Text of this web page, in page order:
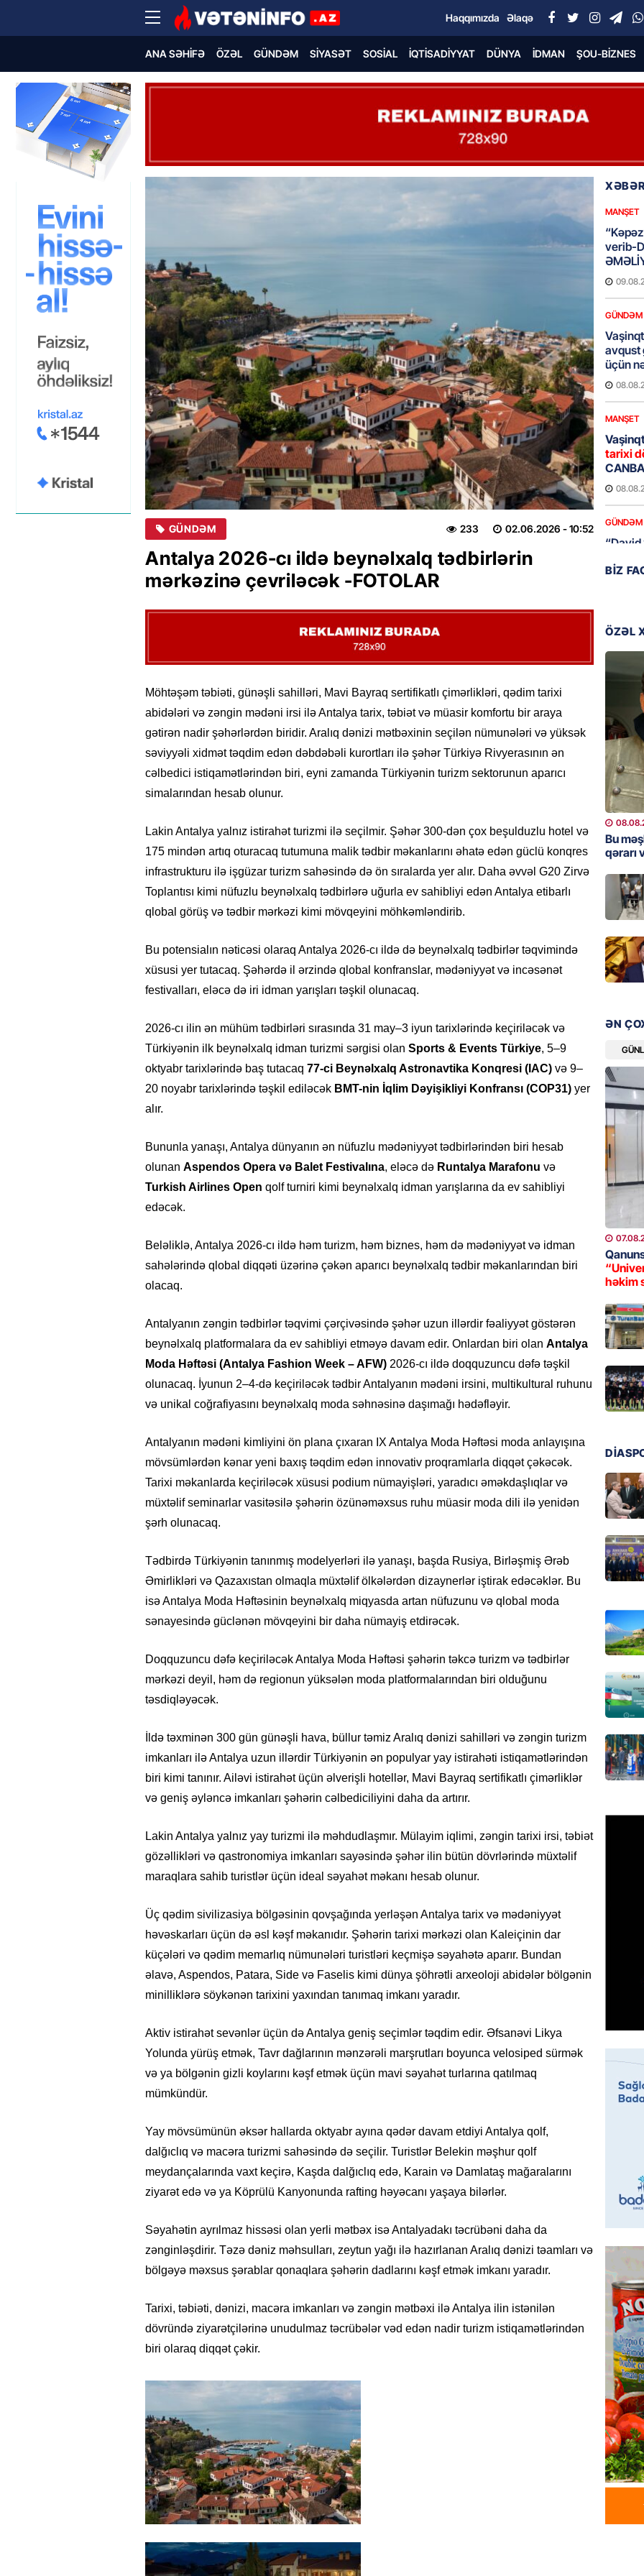
Haqqımızda Əlaqə
ANA SƏHIFƏ ÖZƏL GÜNDƏM SIYASƏT SOSIAL İQTISADIYYAT DÜNYA İDMAN ŞOU-BIZNES
GÜNDƏM 02.06.2026 - 10:52
233
Antalya 2026-cı ildə beynəlxalq tədbirlərin
mərkəzinə çevriləcək -FOTOLAR
Möhtəşəm təbiəti, günəşli sahilləri, Mavi Bayraq sertifikatlı çimərlikləri, qədim tarixi
abidələri və zəngin mədəni irsi ilə Antalya tarix, təbiət və müasir komfortu bir araya
gətirən nadir şəhərlərdən biridir. Aralıq dənizi mətbəxinin seçilən nümunələri və yüksək
səviyyəli xidmət təqdim edən dəbdəbəli kurortları ilə şəhər Türkiyə Rivyerasının ən
cəlbedici istiqamətlərindən biri, eyni zamanda Türkiyənin turizm sektorunun aparıcı
simalarından hesab olunur.
Lakin Antalya yalnız istirahət turizmi ilə seçilmir. Şəhər 300-dən çox beşulduzlu hotel və
175 mindən artıq oturacaq tutumuna malik tədbir məkanlarını əhatə edən güclü konqres
infrastrukturu ilə işgüzar turizm sahəsində də ön sıralarda yer alır. Daha əvvəl G20 Zirvə
Toplantısı kimi nüfuzlu beynəlxalq tədbirlərə uğurla ev sahibliyi edən Antalya etibarlı
qlobal görüş və tədbir mərkəzi kimi mövqeyini möhkəmləndirib.
Bu potensialın nəticəsi olaraq Antalya 2026-cı ildə də beynəlxalq tədbirlər təqvimində
xüsusi yer tutacaq. Şəhərdə il ərzində qlobal konfranslar, mədəniyyət və incəsənət
festivalları, eləcə də iri idman yarışları təşkil olunacaq.
2026-cı ilin ən mühüm tədbirləri sırasında 31 may–3 iyun tarixlərində keçiriləcək və
Türkiyənin ilk beynəlxalq idman turizmi sərgisi olan Sports & Events Türkiye, 5–9
oktyabr tarixlərində baş tutacaq 77-ci Beynəlxalq Astronavtika Konqresi (IAC) və 9–
20 noyabr tarixlərində təşkil ediləcək BMT-nin İqlim Dəyişikliyi Konfransı (COP31) yer
alır.
Bununla yanaşı, Antalya dünyanın ən nüfuzlu mədəniyyət tədbirlərindən biri hesab
olunan Aspendos Opera və Balet Festivalına, eləcə də Runtalya Marafonu və
Turkish Airlines Open qolf turniri kimi beynəlxalq idman yarışlarına da ev sahibliyi
edəcək.
Beləliklə, Antalya 2026-cı ildə həm turizm, həm biznes, həm də mədəniyyət və idman
sahələrində qlobal diqqəti üzərinə çəkən aparıcı beynəlxalq tədbir məkanlarından biri
olacaq.
Antalyanın zəngin tədbirlər təqvimi çərçivəsində şəhər uzun illərdir fəaliyyət göstərən
beynəlxalq platformalara da ev sahibliyi etməyə davam edir. Onlardan biri olan Antalya
Moda Həftəsi (Antalya Fashion Week – AFW) 2026-cı ildə doqquzuncu dəfə təşkil
olunacaq. İyunun 2–4-də keçiriləcək tədbir Antalyanın mədəni irsini, multikultural ruhunu
və unikal coğrafiyasını beynəlxalq moda səhnəsinə daşımağı hədəfləyir.
Antalyanın mədəni kimliyini ön plana çıxaran IX Antalya Moda Həftəsi moda anlayışına
mövsümlərdən kənar yeni baxış təqdim edən innovativ proqramlarla diqqət çəkəcək.
Tarixi məkanlarda keçiriləcək xüsusi podium nümayişləri, yaradıcı əməkdaşlıqlar və
müxtəlif seminarlar vasitəsilə şəhərin özünəməxsus ruhu müasir moda dili ilə yenidən
şərh olunacaq.
Tədbirdə Türkiyənin tanınmış modelyerləri ilə yanaşı, başda Rusiya, Birləşmiş Ərəb
Əmirlikləri və Qazaxıstan olmaqla müxtəlif ölkələrdən dizaynerlər iştirak edəcəklər. Bu
isə Antalya Moda Həftəsinin beynəlxalq miqyasda artan nüfuzunu və qlobal moda
sənayesində güclənən mövqeyini bir daha nümayiş etdirəcək.
Doqquzuncu dəfə keçiriləcək Antalya Moda Həftəsi şəhərin təkcə turizm və tədbirlər
mərkəzi deyil, həm də regionun yüksələn moda platformalarından biri olduğunu
təsdiqləyəcək.
İldə təxminən 300 gün günəşli hava, büllur təmiz Aralıq dənizi sahilləri və zəngin turizm
imkanları ilə Antalya uzun illərdir Türkiyənin ən populyar yay istirahəti istiqamətlərindən
biri kimi tanınır. Ailəvi istirahət üçün əlverişli hotellər, Mavi Bayraq sertifikatlı çimərliklər
və geniş əyləncə imkanları şəhərin cəlbediciliyini daha da artırır.
Lakin Antalya yalnız yay turizmi ilə məhdudlaşmır. Mülayim iqlimi, zəngin tarixi irsi, təbiət
gözəllikləri və qastronomiya imkanları sayəsində şəhər ilin bütün dövrlərində müxtəlif
maraqlara sahib turistlər üçün ideal səyahət məkanı hesab olunur.
Üç qədim sivilizasiya bölgəsinin qovşağında yerləşən Antalya tarix və mədəniyyət
həvəskarları üçün də əsl kəşf məkanıdır. Şəhərin tarixi mərkəzi olan Kaleiçinin dar
küçələri və qədim memarlıq nümunələri turistləri keçmişə səyahətə aparır. Bundan
əlavə, Aspendos, Patara, Side və Faselis kimi dünya şöhrətli arxeoloji abidələr bölgənin
minilliklərə söykənən tarixini yaxından tanımaq imkanı yaradır.
Aktiv istirahət sevənlər üçün də Antalya geniş seçimlər təqdim edir. Əfsanəvi Likya
Yolunda yürüş etmək, Tavr dağlarının mənzərəli marşrutları boyunca velosiped sürmək
və ya bölgənin gizli koylarını kəşf etmək üçün mavi səyahət turlarına qatılmaq
mümkündür.
Yay mövsümünün əksər hallarda oktyabr ayına qədər davam etdiyi Antalya qolf,
dalğıclıq və macəra turizmi sahəsində də seçilir. Turistlər Belekin məşhur qolf
meydançalarında vaxt keçirə, Kaşda dalğıclıq edə, Karain və Damlataş mağaralarını
ziyarət edə və ya Köprülü Kanyonunda rafting həyəcanı yaşaya bilərlər.
Səyahətin ayrılmaz hissəsi olan yerli mətbəx isə Antalyadakı təcrübəni daha da
zənginləşdirir. Təzə dəniz məhsulları, zeytun yağı ilə hazırlanan Aralıq dənizi təamları və
bölgəyə məxsus şərablar qonaqlara şəhərin dadlarını kəşf etmək imkanı yaradır.
Tarixi, təbiəti, dənizi, macəra imkanları və zəngin mətbəxi ilə Antalya ilin istənilən
dövründə ziyarətçilərinə unudulmaz təcrübələr vəd edən nadir turizm istiqamətlərindən
biri olaraq diqqət çəkir.
MANŞET
verib-
GÜNDƏM
avqust
üçün
MANŞET
tarixi
GÜNDƏM
keçmiş
GÜNDƏM
MANŞET
Video
BANNER
Məsud
MANŞET
Nikol
ZƏNG
GÜNDƏM
qədər
ŞOU-
GÜNDƏM
18 il
17
olundu
qərarı
həkim
MANŞET
şikayət
işıq?
GÜNDƏM
Hərbi
Ad
95
bağlı
günə
GÜNDƏM
HADISƏ
GÜNDƏM
milyon
xərcləri
BIZ
ÖZƏL
Bu
qərarı
ƏN
həkim